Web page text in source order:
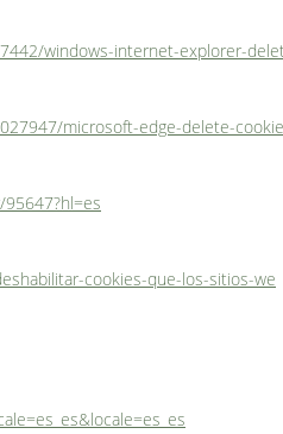
windows-internet-explorer-
microsoft-edge-delete-
cookies-que-los-sitios-we